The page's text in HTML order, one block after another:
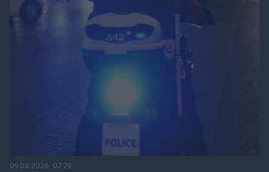
09.08.2026, 07:29